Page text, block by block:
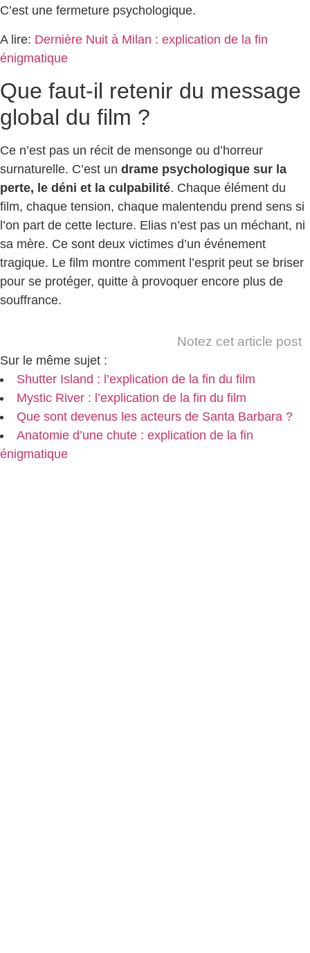
C’est une fermeture psychologique.
A lire: Dernière Nuit à Milan : explication de la fin
énigmatique
Que faut-il retenir du message
global du film ?
Ce n’est pas un récit de mensonge ou d’horreur
surnaturelle. C’est un drame psychologique sur la
perte, le déni et la culpabilité. Chaque élément du
film, chaque tension, chaque malentendu prend sens si
l’on part de cette lecture. Elias n’est pas un méchant, ni
sa mère. Ce sont deux victimes d’un événement
tragique. Le film montre comment l’esprit peut se briser
pour se protéger, quitte à provoquer encore plus de
souffrance.
Notez cet article post
Sur le même sujet :
Shutter Island : l’explication de la fin du film
Mystic River : l’explication de la fin du film
Que sont devenus les acteurs de Santa Barbara ?
Anatomie d’une chute : explication de la fin
énigmatique